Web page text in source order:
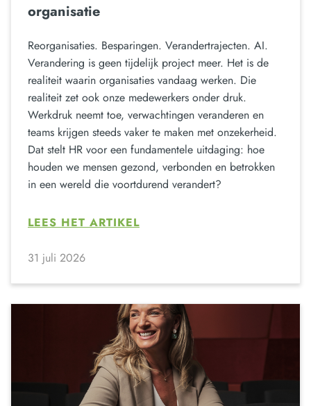
organisatie
Reorganisaties. Besparingen. Verandertrajecten. AI.
Verandering is geen tijdelijk project meer. Het is de
realiteit waarin organisaties vandaag werken. Die
realiteit zet ook onze medewerkers onder druk.
Werkdruk neemt toe, verwachtingen veranderen en
teams krijgen steeds vaker te maken met onzekerheid.
Dat stelt HR voor een fundamentele uitdaging: hoe
houden we mensen gezond, verbonden en betrokken
in een wereld die voortdurend verandert?
LEES HET ARTIKEL
31 juli 2026